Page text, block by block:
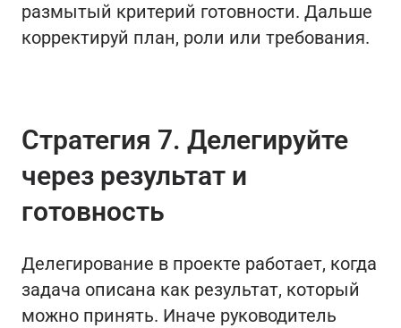
размытый критерий готовности. Дальше
корректируй план, роли или требования.
Стратегия 7. Делегируйте
через результат и
готовность
Делегирование в проекте работает, когда
задача описана как результат, который
можно принять. Иначе руководитель